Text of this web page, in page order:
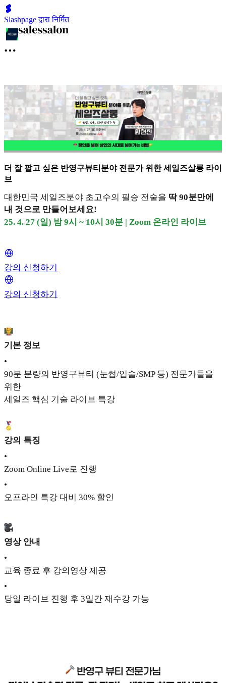
Slashpage द्वारा निर्मित
더 잘 팔고 싶은 반영구뷰티분야 전문가 위한 세일즈살롱 라이
브
대한민국 세일즈분야 초고수의 필승 전술을 딱 90분만에
내 것으로 만들어보세요!
25. 4. 27 (일) 밤 9시 ~ 10시 30분 | Zoom 온라인 라이브
강의 신청하기
강의 신청하기
기본 정보
•
90분 분량의 반영구뷰티 (눈썹/입술/SMP 등) 전문가들을
위한
세일즈 핵심 기술 라이브 특강
강의 특징
•
Zoom Online Live로 진행
•
오프라인 특강 대비 30% 할인
영상 안내
•
교육 종료 후 강의영상 제공
•
당일 라이브 진행 후 3일간 재수강 가능